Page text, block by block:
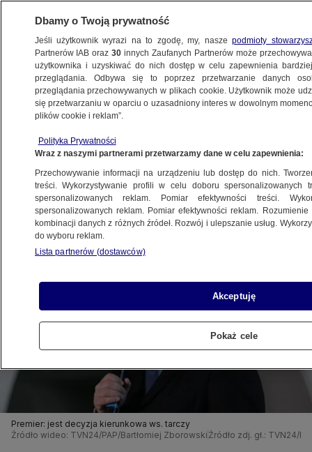
POLSKA
postulaty ws. tarczy
17.07.2007, 16:46
Udostępnij
Premier: jest decyzja kierunkowa ws. tarczy
Źródło wideo: TVN24/PAP/Bartłomiej Zborowski Źródło zdj. gł.: TVN24/
Dbamy o Twoją prywatność
Jeśli użytkownik wyrazi na to zgodę, my, naszepodmioty
Partnerów IAB oraz30 innych Zaufanych Partnerów może
użytkownika i uzyskiwać do nich dostęp w celu zapewnienia
przeglądania. Odbywa się to poprzez przetwarzanie danych
przeglądania przechowywanych w plikach cookie. Użytkownik może
się przetwarzaniu w oparciu o uzasadniony interes w dowolnym
plików cookie i reklam”.
Polityka Prywatności
Wraz z naszymi partnerami przetwarzamy dane w celu zapewnienia:
Przechowywanie informacji na urządzeniu lub dostęp do nich.
treści. Wykorzystywanie profili w celu doboru spersonalizowanych
spersonalizowanych reklam. Pomiar efektywności treści.
spersonalizowanych reklam. Pomiar efektywności reklam.
kombinacji danych z różnych źródeł. Rozwój i ulepszanie usług.
do wyboru reklam.
Lista partnerów (dostawców)
Akceptuję
Pokaż cele